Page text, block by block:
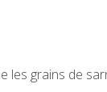
les grains de